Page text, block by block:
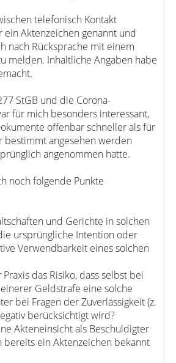
telefonisch Kontakt
ein Aktenzeichen genannt und
nach Rücksprache mit einem
melden. Inhaltliche Angaben habe
StGB und die Corona-
für mich besonders interessant,
offenbar schneller als für
bestimmt angesehen werden
angenommen hatte.
noch folgende Punkte
und Gerichte in solchen
ursprüngliche Intention oder
Verwendbarkeit eines solchen
das Risiko, dass selbst bei
Geldstrafe eine solche
bei Fragen der Zuverlässigkeit (z.
berücksichtigt wird?
Akteneinsicht als Beschuldigter
bereits ein Aktenzeichen bekannt